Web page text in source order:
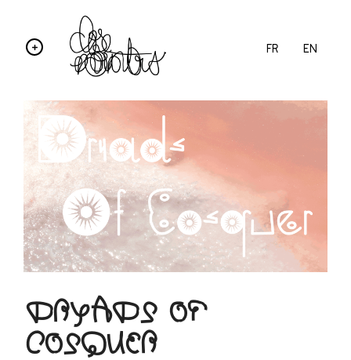
FR EN
DRYADS OF
COSQUER